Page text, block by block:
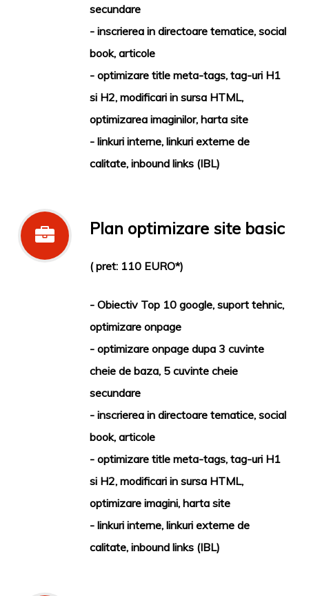
secundare
- inscrierea in directoare tematice, social
book, articole
- optimizare title meta-tags, tag-uri H1
si H2, modificari in sursa HTML,
optimizarea imaginilor, harta site
- linkuri interne, linkuri externe de
calitate, inbound links (IBL)
Plan optimizare site basic
( pret: 110 EURO*)
- Obiectiv Top 10 google, suport tehnic,
optimizare onpage
- optimizare onpage dupa 3 cuvinte
cheie de baza, 5 cuvinte cheie
secundare
- inscrierea in directoare tematice, social
book, articole
- optimizare title meta-tags, tag-uri H1
si H2, modificari in sursa HTML,
optimizare imagini, harta site
- linkuri interne, linkuri externe de
calitate, inbound links (IBL)